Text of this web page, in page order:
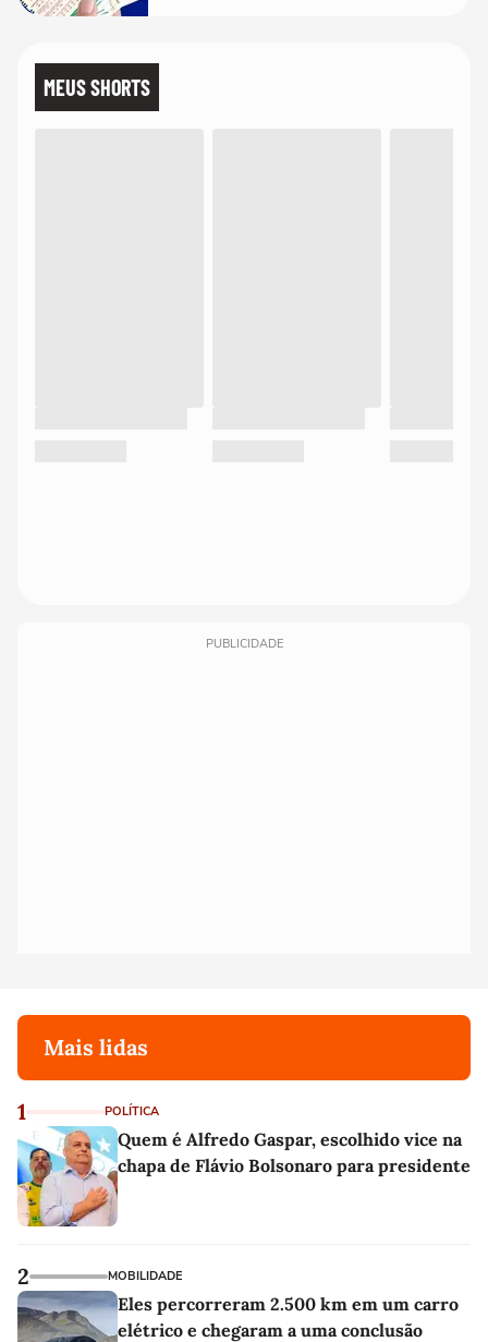
MEUS SHORTS
PUBLICIDADE
Mais lidas
1 POLÍTICA
Quem é Alfredo Gaspar, escolhido vice na
chapa de Flávio Bolsonaro para presidente
2 MOBILIDADE
Eles percorreram 2.500 km em um carro
elétrico e chegaram a uma conclusão